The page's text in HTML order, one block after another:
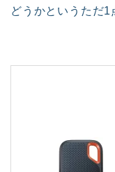
どうかというただ1